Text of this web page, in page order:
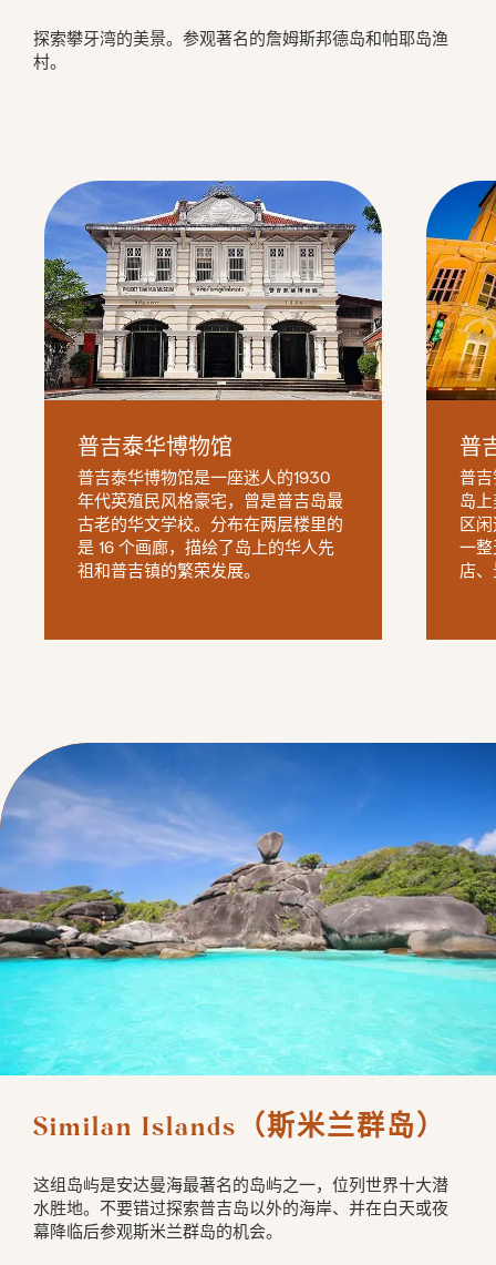
探索攀牙湾的美景。参观著名的詹姆斯邦德岛和帕耶岛渔
村。
普吉泰华博物馆
普吉泰华博物馆是一座迷人的1930
年代英殖民风格豪宅，曾是普吉岛最
古老的华文学校。分布在两层楼里的
是 16 个画廊，描绘了岛上的华人先
祖和普吉镇的繁荣发展。
普
普
岛
区
一
店
Similan Islands（斯米兰群岛）
这组岛屿是安达曼海最著名的岛屿之一，位列世界十大潜
水胜地。不要错过探索普吉岛以外的海岸、并在白天或夜
幕降临后参观斯米兰群岛的机会。